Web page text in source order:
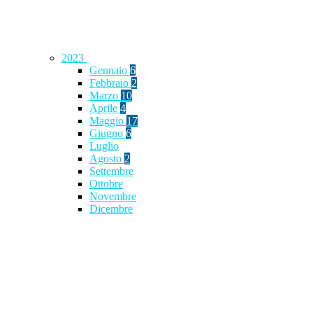
2023
Gennaio 6
Febbraio 2
Marzo 10
Aprile 4
Maggio 17
Giugno 6
Luglio
Agosto 2
Settembre
Ottobre
Novembre
Dicembre